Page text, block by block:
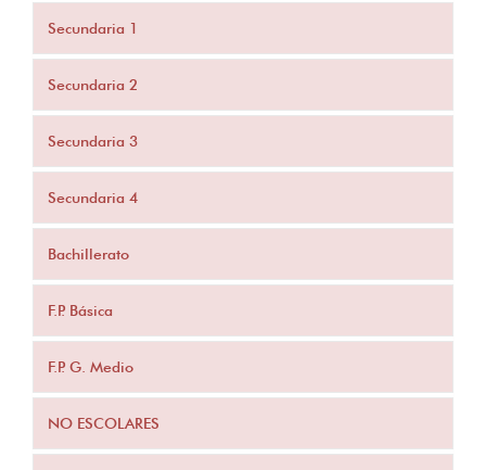
Secundaria 1
Secundaria 2
Secundaria 3
Secundaria 4
Bachillerato
F.P. Básica
F.P. G. Medio
NO ESCOLARES